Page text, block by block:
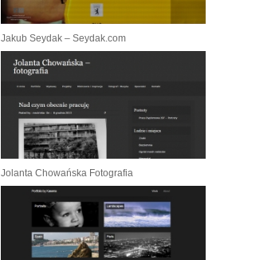
Jakub Seydak – Seydak.com
Jolanta Chowańska Fotografia